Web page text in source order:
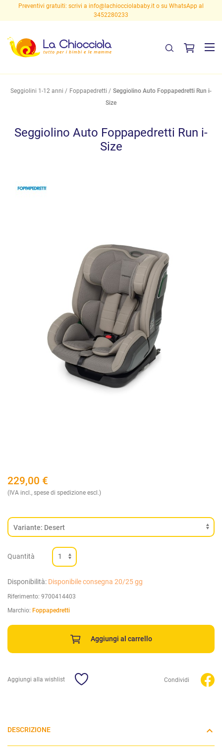
Preventivi gratuiti: scrivi a info@lachiocciolababy.it o su WhatsApp al
3452280233
Seggiolini 1-12 anni Foppapedretti
Seggiolino Auto Foppapedretti Run i-
Size
Seggiolino Auto Foppapedretti Run i-
Size
229,00 €
(IVA incl., spese di spedizione escl.)
Quantità
Disponibilità: Disponibile consegna 20/25 gg
Riferimento: 9700414403
Marchio: Foppapedretti
Aggiungi al carrello
Aggiungi alla wishlist Condividi
DESCRIZIONE